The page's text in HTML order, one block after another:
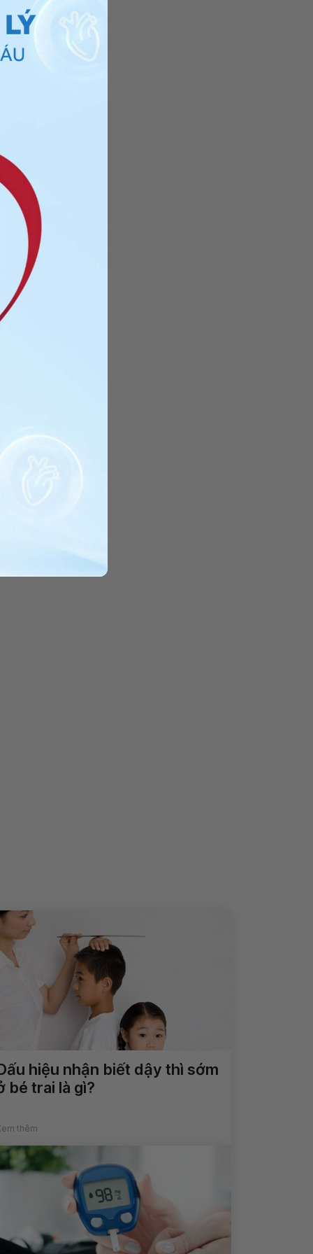
hiệu nhận biết dậy thì sớm
bé trai là gì?
thêm